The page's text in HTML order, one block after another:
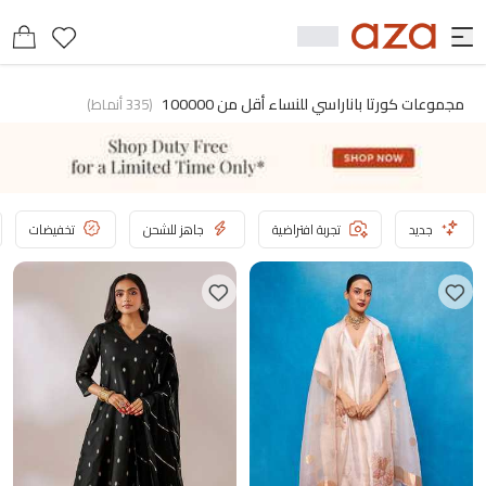
مجموعات كورتا باناراسي للنساء أقل من 100000 (
335أنماط)
جديد تجربة افتراضية جاهز للشحن تخفيضات